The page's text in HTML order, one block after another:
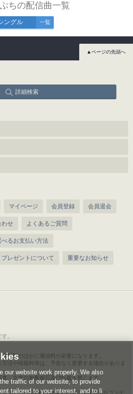
ちの配信曲一覧
ングル 一覧
▲ページの先頭へ
詳細検索
マイページ 会員登録 会員退会
わせ よくあるご質問
べるお支払い方法
プレゼントについて 重要なお知らせ
。
報料のほかに通信料が必要になります。
法や情報料等は、予告なく変更する場合がありま
・文章の無断複写及び転載を禁じます。
、レコード会社・映像製作会社が提供するコンテ
our website work properly. We also
traffic of our website, to provide
tailored to your interest, and to li